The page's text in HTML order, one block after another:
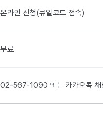
온라인 신청(큐알코드 접속)
무료
02-567-1090 또는 카카오톡 채널